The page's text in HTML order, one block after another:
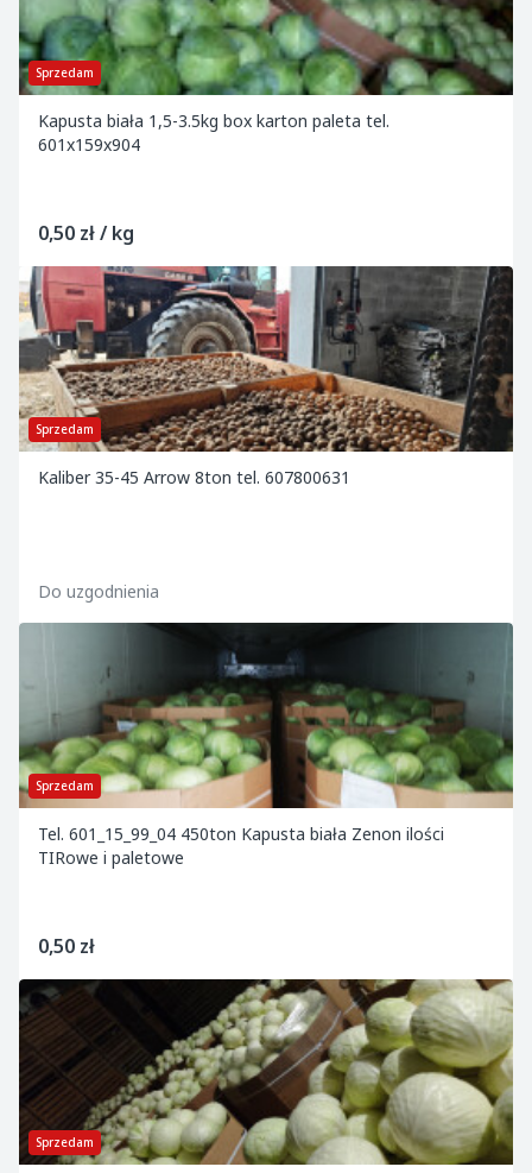
Sprzedam
Kapusta biała 1,5-3.5kg box karton paleta tel.
601x159x904
0,50 zł / kg
Sprzedam
Kaliber 35-45 Arrow 8ton tel. 607800631
Do uzgodnienia
Sprzedam
Tel. 601_15_99_04 450ton Kapusta biała Zenon ilości
TIRowe i paletowe
0,50 zł
Sprzedam